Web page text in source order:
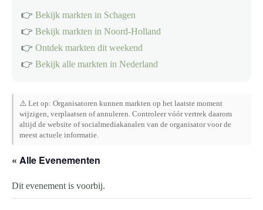
👉 Bekijk markten in Schagen
👉 Bekijk markten in Noord-Holland
👉 Ontdek markten dit weekend
👉 Bekijk alle markten in Nederland
⚠️ Let op: Organisatoren kunnen markten op het laatste moment
wijzigen, verplaatsen of annuleren. Controleer vóór vertrek daarom
altijd de website of socialmediakanalen van de organisator voor de
meest actuele informatie.
« Alle Evenementen
Dit evenement is voorbij.